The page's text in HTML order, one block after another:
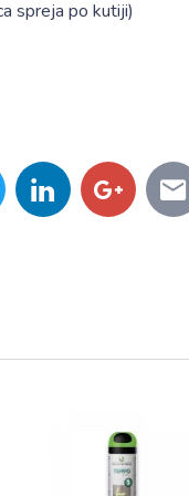
spreja po kutiji)